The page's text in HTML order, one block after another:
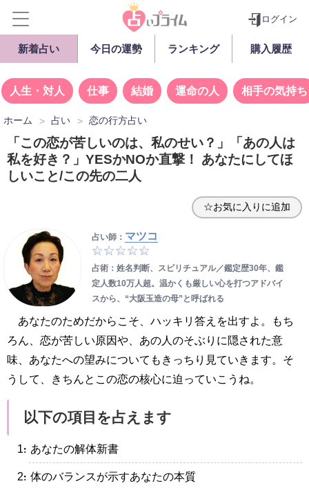
ログイン
新着占い 今日の運勢 ランキング 購入履歴
人生・対人 仕事 結婚 運命の人 相手の気持ち
ホーム 占い 恋の行方占い
「この恋が苦しいのは、私のせい？」「あの人は
私を好き？」YESかNOか直撃！ あなたにしてほ
しいこと/この先の二人
☆お気に入りに追加
占い師： マツコ
占術：姓名判断、スピリチュアル／鑑定歴30年、鑑
定人数10万人超。温かくも厳しい心を打つアドバイ
スから、“大阪玉造の母”と呼ばれる
あなたのためだからこそ、ハッキリ答えを出すよ。もち
ろん、恋が苦しい原因や、あの人のそぶりに隠された意
味、あなたへの望みについてもきっちり見ていきます。そ
うして、きちんとこの恋の核心に迫っていこうね。
以下の項目を占えます
・あなたの解体新書
・体のバランスが示すあなたの本質